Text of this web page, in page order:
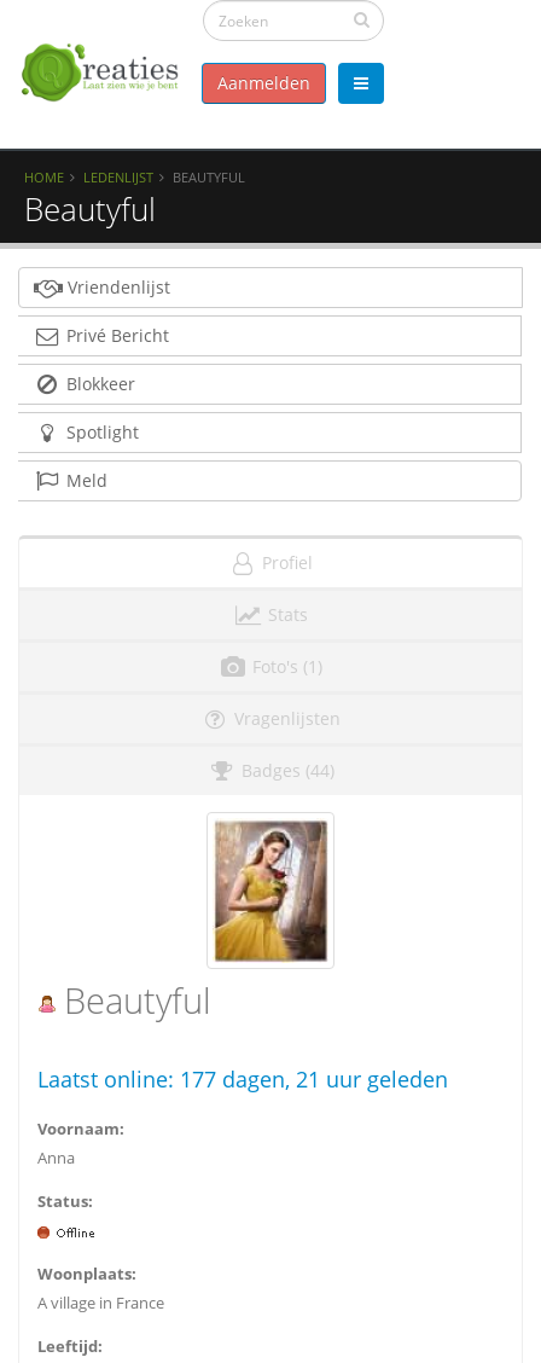
Aanmelden
HOME LEDENLIJST BEAUTYFUL
Beautyful
Vriendenlijst
Privé Bericht
Blokkeer
Spotlight
Meld
Profiel
Stats
Foto's (1)
Vragenlijsten
Badges (44)
Beautyful
Laatst online: 177 dagen, 21 uur geleden
Voornaam:
Anna
Status:
Woonplaats:
A village in France
Leeftijd: